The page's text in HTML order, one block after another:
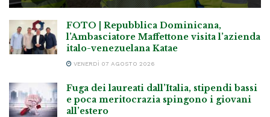
FOTO | Repubblica Dominicana,
l’Ambasciatore Maffettone visita l’azienda
italo-venezuelana Katae
VENERDÌ 07 AGOSTO 2026
Fuga dei laureati dall’Italia, stipendi bassi
e poca meritocrazia spingono i giovani
all’estero